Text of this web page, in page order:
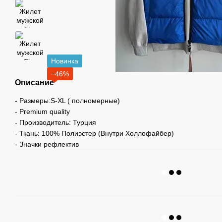
Новинка
−46%
Описание
- Размеры:S-XL ( полномерные)
- Premium quality
- Производитель: Турция
- Ткань: 100% Полиэстер (Внутри Холлофайбер)
- Значки рефлектив